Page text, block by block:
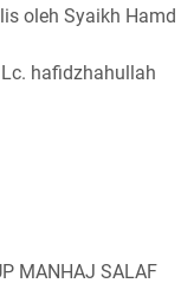
oleh Syaikh
hafidzhahullah
MANHAJ SALAF